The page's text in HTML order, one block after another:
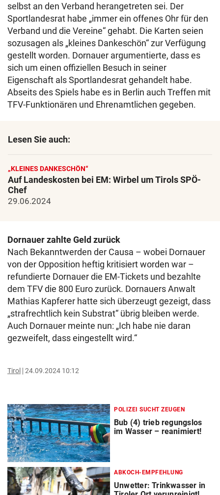
selbst an den Verband herangetreten sei. Der
Sportlandesrat habe „immer ein offenes Ohr für den
Verband und die Vereine“ gehabt. Die Karten seien
sozusagen als „kleines Dankeschön“ zur Verfügung
gestellt worden. Dornauer argumentierte, dass es
sich um einen offiziellen Besuch in seiner
Eigenschaft als Sportlandesrat gehandelt habe.
Abseits des Spiels habe es in Berlin auch Treffen mit
TFV-Funktionären und Ehrenamtlichen gegeben.
Lesen Sie auch:
„KLEINES DANKESCHÖN“
Auf Landeskosten bei EM: Wirbel um Tirols SPÖ-
Chef
29.06.2024
Dornauer zahlte Geld zurück
Nach Bekanntwerden der Causa – wobei Dornauer
von der Opposition heftig kritisiert worden war –
refundierte Dornauer die EM-Tickets und bezahlte
dem TFV die 800 Euro zurück. Dornauers Anwalt
Mathias Kapferer hatte sich überzeugt gezeigt, dass
„strafrechtlich kein Substrat“ übrig bleiben werde.
Auch Dornauer meinte nun: „Ich habe nie daran
gezweifelt, dass eingestellt wird.“
Tirol 24.09.2024 10:12
POLIZEI SUCHT ZEUGEN
Bub (4) trieb regungslos
im Wasser – reanimiert!
ABKOCH-EMPFEHLUNG
Unwetter: Trinkwasser in